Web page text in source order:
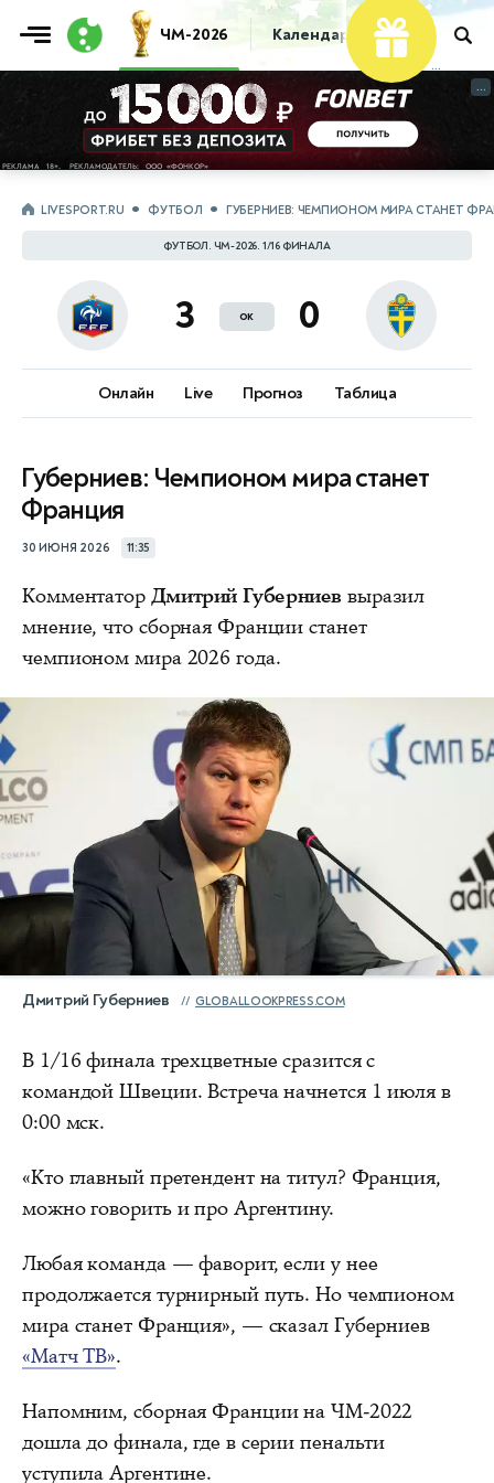
ЧМ-2026 Календарь Таблица
...
...
LIVESPORT.RU ФУТБОЛ ГУБЕРНИЕВ: ЧЕМПИОНОМ МИРА СТАНЕТ
ФУТБОЛ. ЧМ-2026. 1/16 ФИНАЛА
3 ок 0
Онлайн Live Прогноз Таблица
Губерниев: Чемпионом мира станет
Франция
30 ИЮНЯ 2026 11:35
Комментатор Дмитрий Губерниев выразил
мнение, что сборная Франции станет
чемпионом мира 2026 года.
Дмитрий Губерниев GLOBALLOOKPRESS.COM
В 1/16 финала трехцветные сразится с
командой Швеции. Встреча начнется 1 июля в
0:00 мск.
«Кто главный претендент на титул? Франция,
можно говорить и про Аргентину.
Любая команда — фаворит, если у нее
продолжается турнирный путь. Но чемпионом
мира станет Франция», — сказал Губерниев
«Матч ТВ».
Напомним, сборная Франции на ЧМ-2022
дошла до финала, где в серии пенальти
уступила Аргентине.